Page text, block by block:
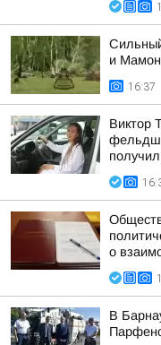
и
16:37
Виктор
о
В